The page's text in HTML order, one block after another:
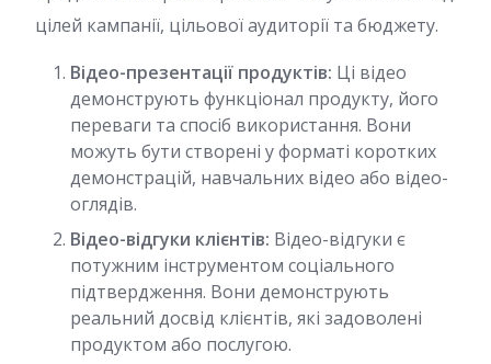
цілей кампанії, цільової аудиторії та бюджету.
Відео-презентації продуктів: Ці відео
демонструють функціонал продукту, його
переваги та спосіб використання. Вони
можуть бути створені у форматі коротких
демонстрацій, навчальних відео або відео-
оглядів.
Відео-відгуки клієнтів: Відео-відгуки є
потужним інструментом соціального
підтвердження. Вони демонструють
реальний досвід клієнтів, які задоволені
продуктом або послугою.